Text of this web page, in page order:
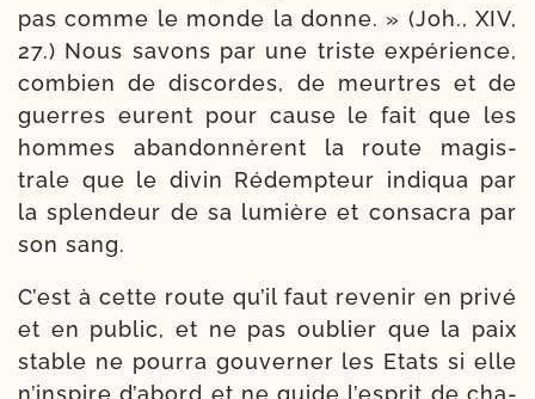
pas comme le monde la donne. » (Joh., XIV,
27.) Nous savons par une triste expé­rience,
com­bien de dis­cordes, de meurtres et de
guerres eurent pour cause le fait que les
hommes aban­don­nèrent la route magis­
trale que le divin Rédempteur indi­qua par
la splen­deur de sa lumière et consa­cra par
son sang.
C’est à cette route qu’il faut reve­nir en pri­vé
et en public, et ne pas oublier que la paix
stable ne pour­ra gou­ver­ner les Etats si elle
n’ins­pire d’a­bord et ne guide l’es­prit de cha­